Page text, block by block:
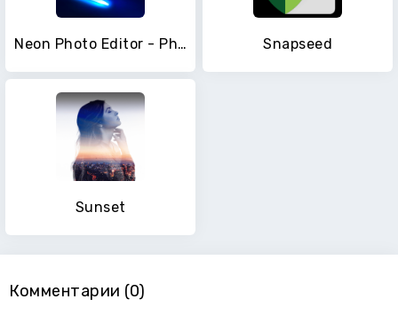
Neon Photo Editor - Photo Filters, Collage Maker Snapseed
Sunset
Комментарии (0)